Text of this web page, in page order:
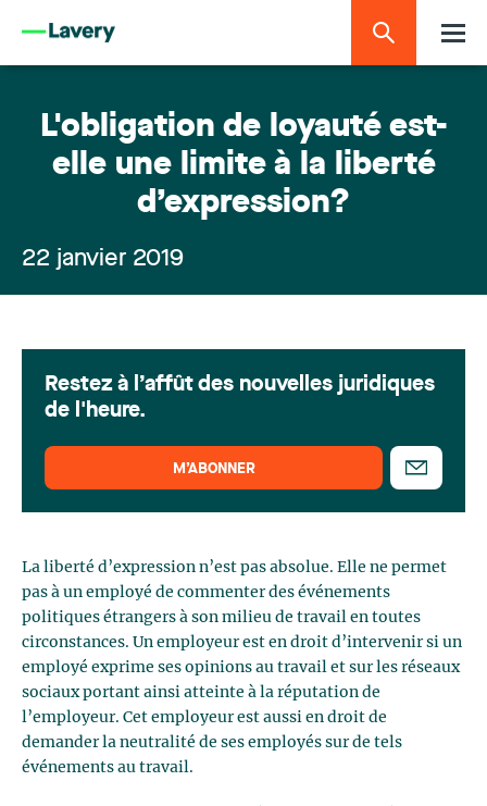
L'obligation de loyauté est-
elle une limite à la liberté
d’expression?
22 janvier 2019
La liberté d’expression n’est pas absolue. Elle ne permet
pas à un employé de commenter des événements
politiques étrangers à son milieu de travail en toutes
circonstances. Un employeur est en droit d’intervenir si un
employé exprime ses opinions au travail et sur les réseaux
sociaux portant ainsi atteinte à la réputation de
l’employeur. Cet employeur est aussi en droit de
demander la neutralité de ses employés sur de tels
événements au travail.
Restez à l’affût des nouvelles juridiques
de l'heure.
M’ABONNER